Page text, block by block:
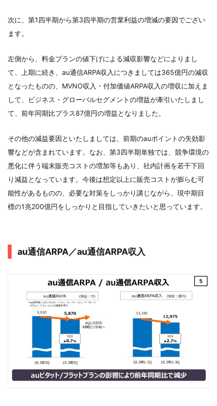
次に、第1四半期から第3四半期の営業利益の増減の要因でござい
ます。
左側から、料金プランの値下げによる減収影響などによりまし
て、上期に続き、au通信ARPA収入につきましては365億円の減収
となったものの、MVNO収入・付加価値ARPA収入の増収に加えま
して、ビジネス・グローバルセグメントの増益が牽引いたしまし
て、前年同期比プラス87億円の増益となりました。
その他の減益要因といたしましては、前期のauポイントの失効影
響などが含まれています。なお、第3四半期単独では、競争環境の
悪化に伴う端末販売コストの増加等もあり、社内計画を若干下回
り減益となっています。今後は想定以上に販売コストが膨らむ可
能性があるものの、必要な対策をしっかり講じながら、現中期目
標の1兆200億円をしっかりと目指していきたいと思っています。
au通信ARPA／au通信ARPA収入